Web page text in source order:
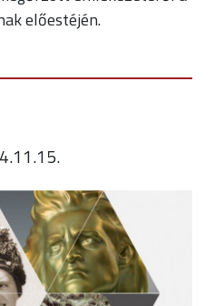
előestéjén.